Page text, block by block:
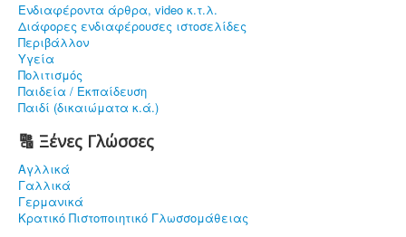
Ενδιαφέρoντα άρθρα, video κ.τ.λ.
Διάφορες ενδιαφέρουσες ιστοσελίδες
Περιβάλλον
Υγεία
Πολιτισμός
Παιδεία / Εκπαίδευση
Παιδί (δικαιώματα κ.ά.)
🔠 Ξένες Γλώσσες
Αγλλικά
Γαλλικά
Γερμανικά
Κρατικό Πιστοποιητικό Γλωσσομάθειας